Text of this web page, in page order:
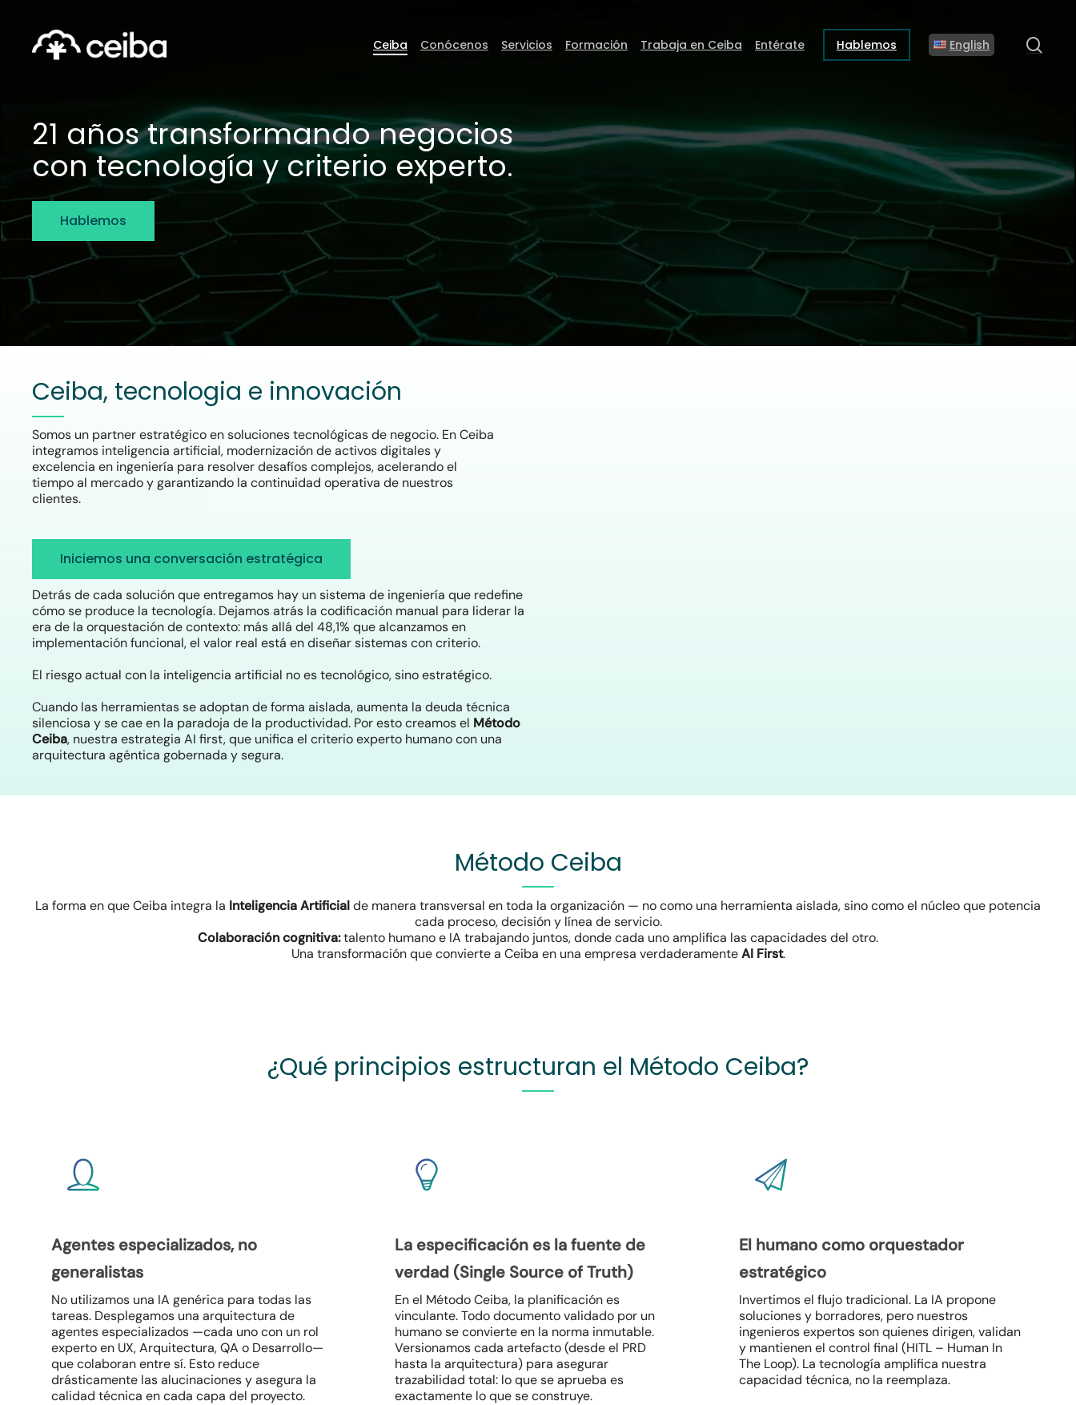
content
Hit enter to search or ESC to close
Ceiba Conócenos Servicios Formación Trabaja en Ceiba Entérate
Go to Ceiba
Hablemos English
21 años transformando negocios
con tecnología y criterio experto.
Hablemos
Ceiba, tecnologia e innovación
Somos un partner estratégico en soluciones tecnológicas de negocio. En Ceiba
integramos inteligencia artificial, modernización de activos digitales y
excelencia en ingeniería para resolver desafíos complejos, acelerando el
tiempo al mercado y garantizando la continuidad operativa de nuestros
clientes.
Iniciemos una conversación estratégica
Detrás de cada solución que entregamos hay un sistema de ingeniería que redefine
cómo se produce la tecnología. Dejamos atrás la codificación manual para liderar la
era de la orquestación de contexto: más allá del 48,1% que alcanzamos en
implementación funcional, el valor real está en diseñar sistemas con criterio.
El riesgo actual con la inteligencia artificial no es tecnológico, sino estratégico.
Cuando las herramientas se adoptan de forma aislada, aumenta la deuda técnica
silenciosa y se cae en la paradoja de la productividad. Por esto creamos el Método
Ceiba, nuestra estrategiaAI first, que unifica el criterio experto humano con una
arquitectura agéntica gobernada y segura.
Método Ceiba
La forma en que Ceiba integra la Inteligencia Artificialde manera transversal en toda la organización — no como una herramienta aislada, sino como el núcleo que potencia
cada proceso, decisión y línea de servicio.
Colaboración cognitiva:talento humano e IA trabajando juntos, donde cada uno amplifica las capacidades del otro.
Una transformación que convierte a Ceiba en una empresa verdaderamenteAI First.
¿Qué principios estructuran el Método Ceiba?
Agentes especializados, no
generalistas
No utilizamos una IA genérica para todas las
tareas. Desplegamos una arquitectura de
agentes especializados —cada uno con un rol
experto en UX, Arquitectura, QA o Desarrollo—
que colaboran entre sí. Esto reduce
drásticamente las alucinaciones y asegura la
calidad técnica en cada capa del proyecto.
La especificación es la fuente de
verdad (Single Source of Truth)
En el Método Ceiba, la planificación es
vinculante. Todo documento validado por un
humano se convierte en la norma inmutable.
Versionamos cada artefacto (desde el PRD
hasta la arquitectura) para asegurar
trazabilidad total: lo que se aprueba es
exactamente lo que se construye.
El humano como orquestador
estratégico
Invertimos el flujo tradicional. La IA propone
soluciones y borradores, pero nuestros
ingenieros expertos son quienes dirigen, validan
y mantienen el control final (HITL – Human In
The Loop). La tecnología amplifica nuestra
capacidad técnica, no la reemplaza.